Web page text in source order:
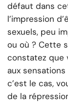
défaut dans
l’impression
sexuels, peu
ou où ? Cette
constatez que
aux
c’est le cas,
de la